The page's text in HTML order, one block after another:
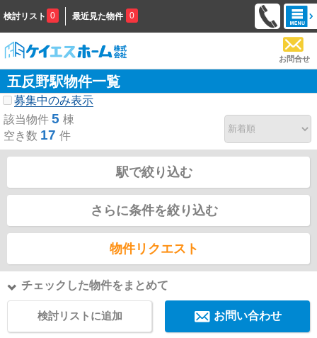
検討リスト 0 最近見た物件 0
お問合せ
五反野駅物件一覧
募集中のみ表示
該当物件 5 棟
空き数 17 件
駅で絞り込む
さらに条件を絞り込む
物件リクエスト
チェックした物件をまとめて
検討リストに追加 お問い合わせ